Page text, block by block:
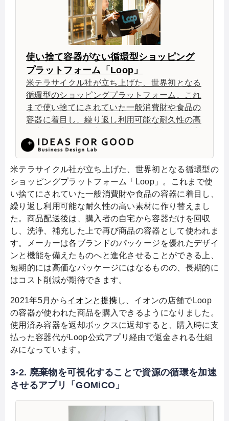
使い捨て容器がない循環型ショッピング
プラットフォーム「Loop」
米テラサイクル社が立ち上げた、世界初となる
循環型のショッピングプラットフォーム。これ
まで使い捨てにされていた一般消費財や食品の
容器に着目し、繰り返し利用可能な耐久性の高
から容器だけを回収し、洗浄、補充した上でリ
ユースをする。メーカーは各ブランドのパッケ
ージを優れたデザインと機能を備えたものへと
進化させることができる上、短期的には高価な
パッケージにはなるものの、長期的にはコスト
削減が期待できる。
米テラサイクル社が立ち上げた、世界初となる循環型の
ショッピングプラットフォーム「Loop」。これまで使
い捨てにされていた一般消費財や食品の容器に着目し、
繰り返し利用可能な耐久性の高い素材に作り替えまし
た。商品配送後は、購入者の自宅から容器だけを回収
し、洗浄、補充した上で再び商品の容器として使われま
す。メーカーは各ブランドのパッケージを優れたデザイ
ンと機能を備えたものへと進化させることができる上、
短期的には高価なパッケージにはなるものの、長期的に
はコスト削減が期待できます。
2021年5月からイオンと提携 し、イオンの店舗でLoop
の容器が使われた商品を購入できるようになりました。
使用済み容器を返却ボックスに返却すると、購入時に支
払った容器代がLoop公式アプリ経由で返金される仕組
みになっています。
3-2. 廃棄物を可視化することで資源の循環を加速
させるアプリ「GOMiCO」